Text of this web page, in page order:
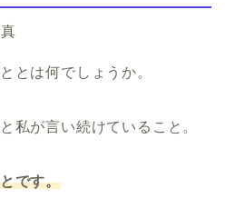
とは何でしょうか。
私が言い続けていること。
です。